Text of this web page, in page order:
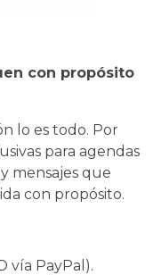
con propósito
lo es todo. Por
para agendas
mensajes que
con propósito.
vía PayPal).